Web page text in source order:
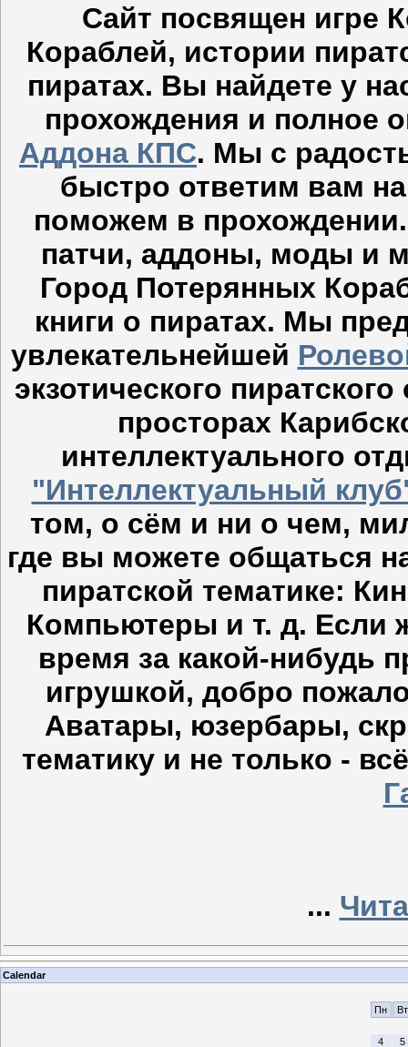
Сайт посвящен игре
Кораблей, истории
пиратах. Вы найдете у
прохождения и полное
Аддона КПС. Мы с
быстро ответим вам
поможем в
патчи, аддоны, моды и
Город Потерянных
книги о пиратах. Мы
увлекательнейшей
экзотического
просторах
интеллектуального
"Интеллектуальный
том, о сём и ни о чем,
где вы можете общаться
пиратской тематике:
Компьютеры и т. д. Если
время за какой-нибудь
игрушкой, добро
Аватары, юзербары,
тематику и не только -
...
Calendar
Пн Вт
4 5